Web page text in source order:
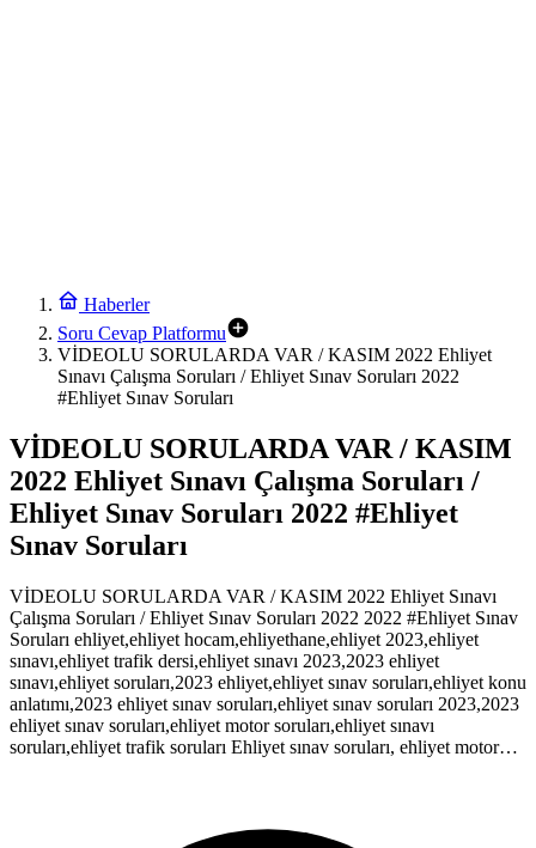
Haberler
Soru Cevap Platformu
VİDEOLU SORULARDA VAR / KASIM 2022 Ehliyet
Sınavı Çalışma Soruları / Ehliyet Sınav Soruları 2022
#Ehliyet Sınav Soruları
VİDEOLU SORULARDA VAR / KASIM
2022 Ehliyet Sınavı Çalışma Soruları /
Ehliyet Sınav Soruları 2022 #Ehliyet
Sınav Soruları
VİDEOLU SORULARDA VAR / KASIM 2022 Ehliyet Sınavı
Çalışma Soruları / Ehliyet Sınav Soruları 2022 2022 #Ehliyet Sınav
Soruları ehliyet,ehliyet hocam,ehliyethane,ehliyet 2023,ehliyet
sınavı,ehliyet trafik dersi,ehliyet sınavı 2023,2023 ehliyet
sınavı,ehliyet soruları,2023 ehliyet,ehliyet sınav soruları,ehliyet konu
anlatımı,2023 ehliyet sınav soruları,ehliyet sınav soruları 2023,2023
ehliyet sınav soruları,ehliyet motor soruları,ehliyet sınavı
soruları,ehliyet trafik soruları Ehliyet sınav soruları, ehliyet motor…